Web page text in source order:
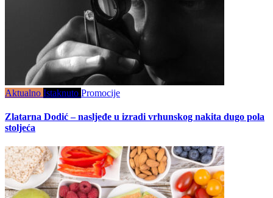
Aktualno Istaknuto Promocije
Zlatarna Dodić – nasljeđe u izradi vrhunskog nakita dugo pola
stoljeća